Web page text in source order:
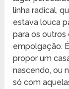
linha radical,
estava louca
para os
empolgação.
propor um
nascendo, ou
só com